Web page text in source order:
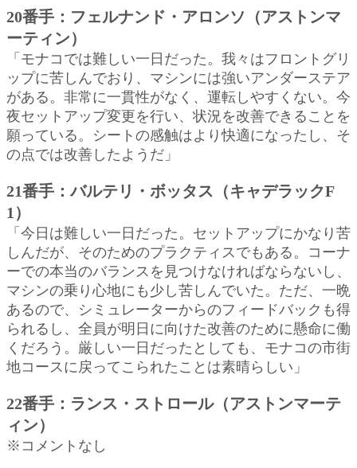
20番手：フェルナンド・アロンソ（アストンマ
ーティン）
「モナコでは難しい一日だった。我々はフロントグリ
ップに苦しんでおり、マシンには強いアンダーステア
がある。非常に一貫性がなく、運転しやすくない。今
夜セットアップ変更を行い、状況を改善できることを
願っている。シートの感触はより快適になったし、そ
の点では改善したようだ」
21番手：バルテリ・ボッタス（キャデラックF
1）
「今日は難しい一日だった。セットアップにかなり苦
しんだが、そのためのプラクティスでもある。コーナ
ーでの本当のバランスを見つけなければならないし、
マシンの乗り心地にも少し苦しんでいた。ただ、一晩
あるので、シミュレーターからのフィードバックも得
られるし、全員が明日に向けた改善のために懸命に働
くだろう。厳しい一日だったとしても、モナコの市街
地コースに戻ってこられたことは素晴らしい」
22番手：ランス・ストロール（アストンマーテ
ィン）
※コメントなし